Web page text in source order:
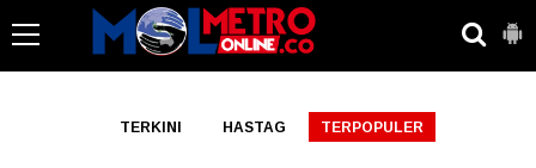
TERKINI HASTAG TERPOPULER